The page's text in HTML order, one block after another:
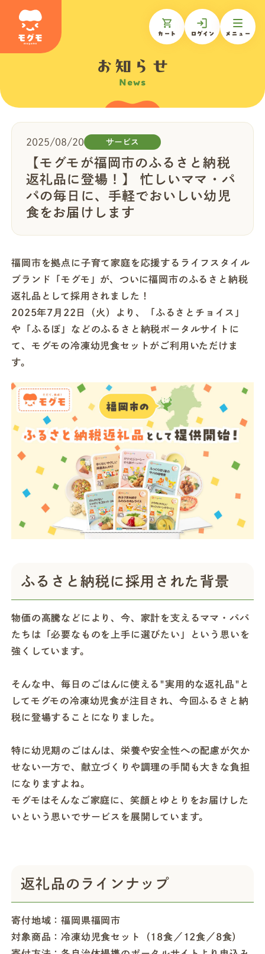
カート ログイン メニュー
ギフトを贈る
お知らせ
店舗一覧
今すぐお得に始める
お知らせ
News
2025/08/20 サービス
【モグモが福岡市のふるさと納税
返礼品に登場！】 忙しいママ・パ
パの毎日に、手軽でおいしい幼児
食をお届けします
福岡市を拠点に子育て家庭を応援するライフスタイル
ブランド「モグモ」が、ついに福岡市のふるさと納税
返礼品として採用されました！
2025年7月22日（火）より、「ふるさとチョイス」
や「ふるぽ」などのふるさと納税ポータルサイトに
て、モグモの冷凍幼児食セットがご利用いただけま
す。
ふるさと納税に採用された背景
物価の高騰などにより、今、家計を支えるママ・パパ
たちは「必要なものを上手に選びたい」という思いを
強くしています。
そんな中、毎日のごはんに使える"実用的な返礼品"と
してモグモの冷凍幼児食が注目され、今回ふるさと納
税に登場することになりました。
特に幼児期のごはんは、栄養や安全性への配慮が欠か
せない一方で、献立づくりや調理の手間も大きな負担
になりますよね。
モグモはそんなご家庭に、笑顔とゆとりをお届けした
いという思いでサービスを展開しています。
返礼品のラインナップ
寄付地域：福岡県福岡市
対象商品：冷凍幼児食セット（18食／12食／8食）